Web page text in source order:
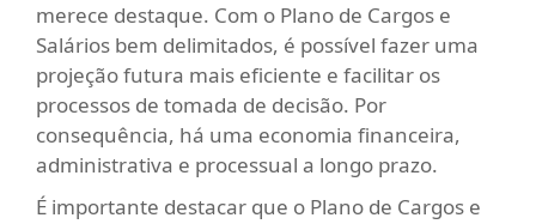
merece destaque. Com o Plano de Cargos e
Salários bem delimitados, é possível fazer uma
projeção futura mais eficiente e facilitar os
processos de tomada de decisão. Por
consequência, há uma economia financeira,
administrativa e processual a longo prazo.
É importante destacar que o Plano de Cargos e